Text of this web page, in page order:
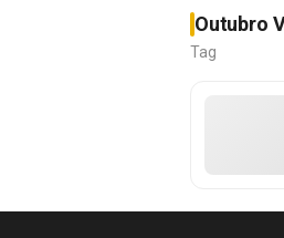
Outubro
Tag